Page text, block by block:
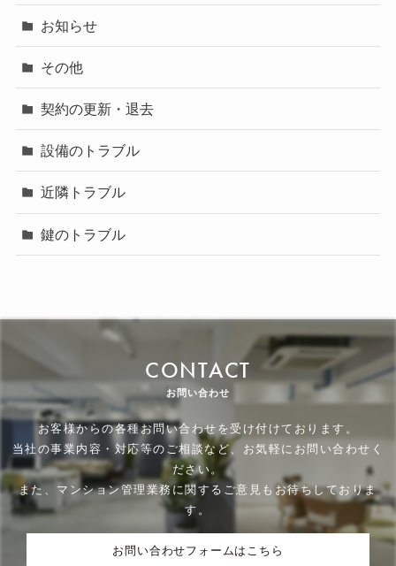
お知らせ
その他
契約の更新・退去
設備のトラブル
近隣トラブル
鍵のトラブル
CONTACT
お問い合わせ
お客様からの各種お問い合わせを受け付けております。
当社の事業内容・対応等のご相談など、お気軽にお問い合わせく
ださい。
また、マンション管理業務に関するご意見もお待ちしておりま
す。
お問い合わせフォームはこちら